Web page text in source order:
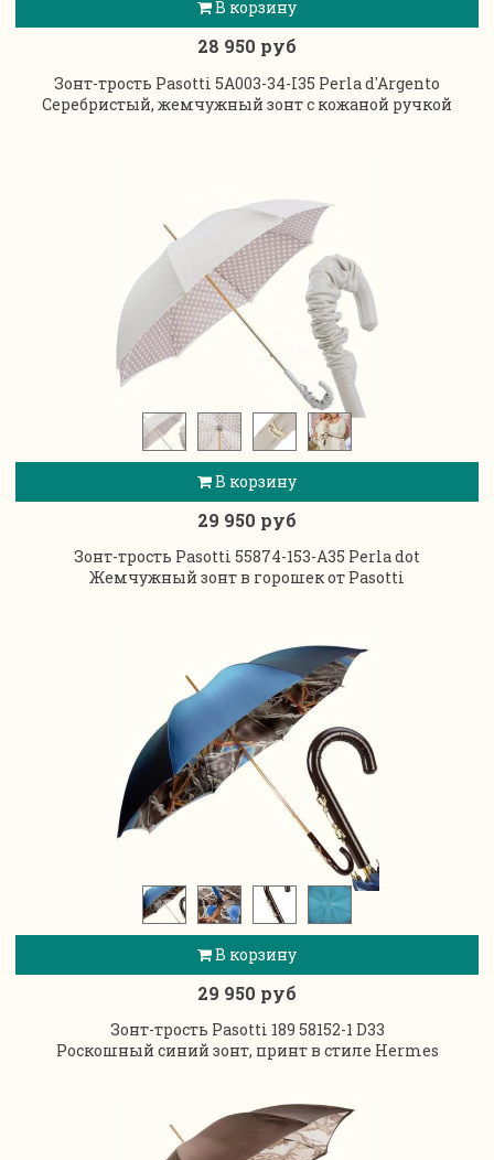
В корзину
28 950 руб
Зонт-трость Pasotti 5A003-34-I35 Perla d'Argento
Серебристый, жемчужный зонт с кожаной ручкой
В корзину
29 950 руб
Зонт-трость Pasotti 55874-153-А35 Perla dot
Жемчужный зонт в горошек от Pasotti
В корзину
29 950 руб
Зонт-трость Pasotti 189 58152-1 D33
Роскошный синий зонт, принт в стиле Hermes